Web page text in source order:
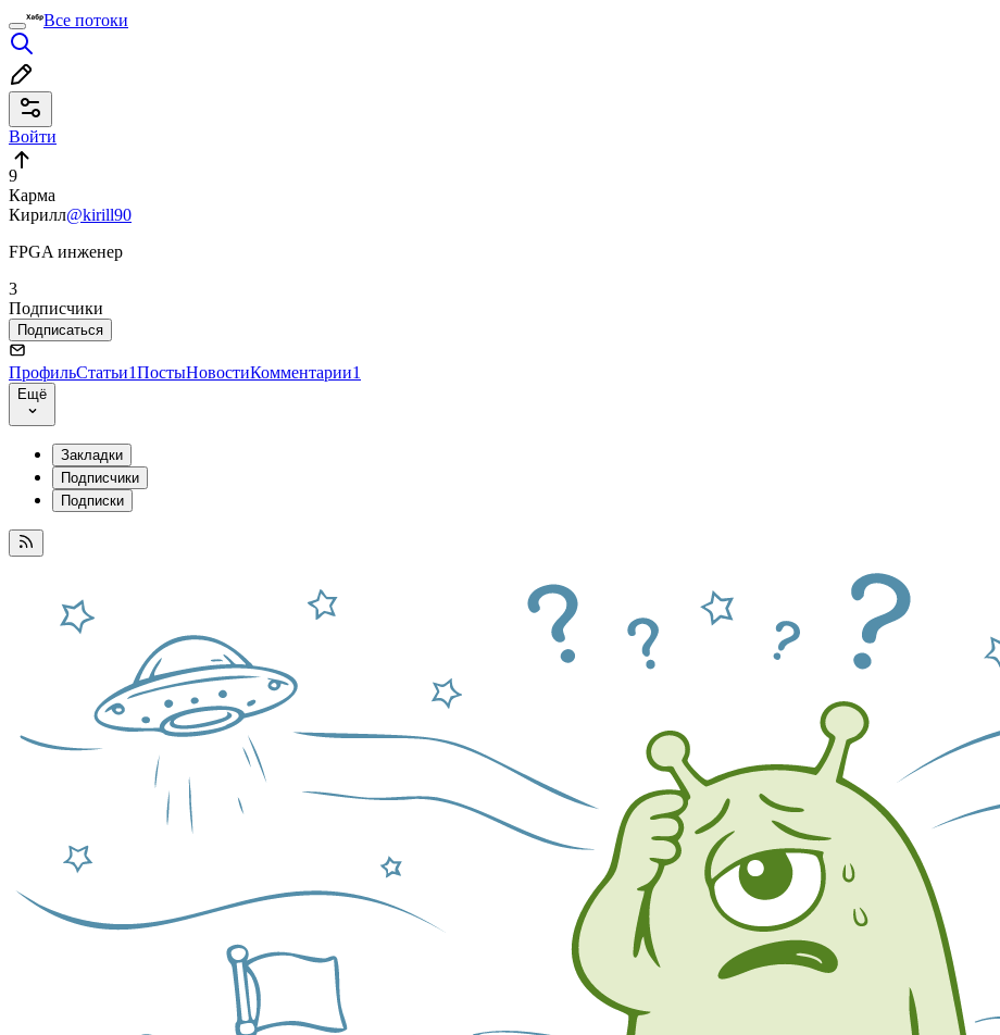
Все потоки
Войти
9
Карма
Кирилл@kirill90
FPGA инженер
3
Подписчики
Подписаться
ПрофильСтатьи1ПостыНовостиКомментарии1
Ещё
Закладки
Подписчики
Подписки